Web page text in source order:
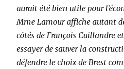
aurait été bien utile pour
Mme Lamour affiche autant
côtés de François Cuillandre
essayer de sauver la
défendre le choix de Brest